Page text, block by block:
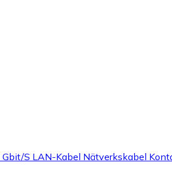
S LAN-Kabel Nätverkskabel